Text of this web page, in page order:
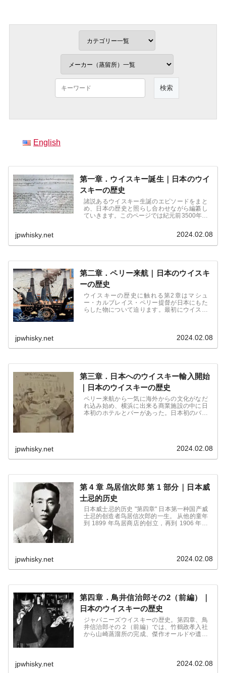
English
第一章．ウイスキー誕生｜日本のウイ
スキーの歴史
諸説あるウイスキー生誕のエピソードをまと
め、日本の歴史と照らし合わせながら編纂し
ていきます。このページでは紀元前3500年前
ァテッドグレンリベット」発売までの歴史に
jpwhisky.net 2024.02.08
第二章．ペリー来航｜日本のウイスキ
ーの歴史
ウイスキーの歴史に触れる第2章はマシュ
ー・カルブレイス・ペリー提督が日本にもた
らした物について迫ります。最初にウイスキ
jpwhisky.net 2024.02.08
第三章．日本へのウイスキー輸入開始
｜日本のウイスキーの歴史
ペリー来航から一気に海外からの文化がなだ
れ込み始め、横浜に出来る商業施設の中に日
本初のホテルとバーがあった。日本初のバー
jpwhisky.net 2024.02.08
第 4 章 鸟居信次郎 第 1 部分｜日本威
士忌的历史
日本威士忌的历史 "第四章" 日本第一种国产威
士忌的创造者鸟居信次郎的一生。 从他的童年
到 1899 年鸟居商店的创立，再到 1906 年改
jpwhisky.net 2024.02.08
第四章．鳥井信治郎その2（前編）｜
日本のウイスキーの歴史
ジャパニーズウイスキーの歴史。第四章、鳥
井信治郎その２（前編）では、竹鶴政孝入社
から山崎蒸溜所の完成、傑作オールドや遺作
jpwhisky.net 2024.02.08